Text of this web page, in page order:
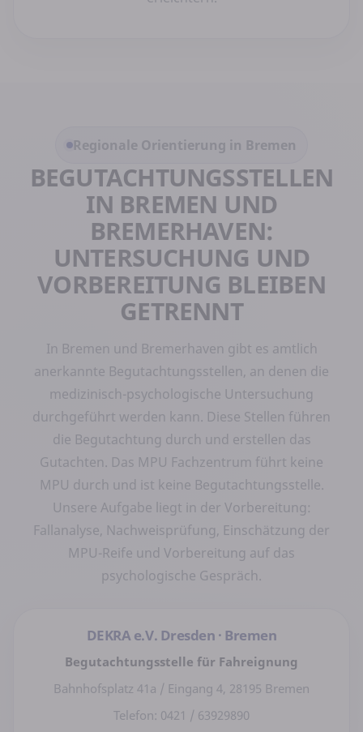
Regionale Orientierung in Bremen
BEGUTACHTUNGSSTELLEN
IN BREMEN UND
BREMERHAVEN:
UNTERSUCHUNG UND
VORBEREITUNG BLEIBEN
GETRENNT
In Bremen und Bremerhaven gibt es amtlich
anerkannte Begutachtungsstellen, an denen die
medizinisch-psychologische Untersuchung
durchgeführt werden kann. Diese Stellen führen
die Begutachtung durch und erstellen das
Gutachten. Das MPU Fachzentrum führt keine
MPU durch und ist keine Begutachtungsstelle.
Unsere Aufgabe liegt in der Vorbereitung:
Fallanalyse, Nachweisprüfung, Einschätzung der
MPU-Reife und Vorbereitung auf das
psychologische Gespräch.
DEKRA e.V. Dresden · Bremen
Begutachtungsstelle für Fahreignung
Bahnhofsplatz 41a / Eingang 4, 28195 Bremen
Telefon: 0421 / 63929890